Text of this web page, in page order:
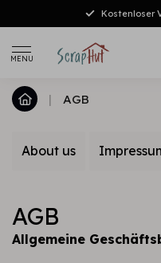
Kostenloser
MENU
| AGB
About us
AGB
Allgemeine